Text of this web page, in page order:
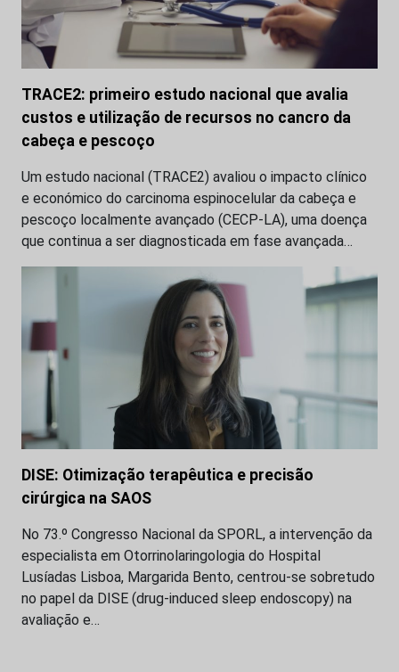
TRACE2: primeiro estudo nacional que avalia
custos e utilização de recursos no cancro da
cabeça e pescoço
Um estudo nacional (TRACE2) avaliou o impacto clínico
e económico do carcinoma espinocelular da cabeça e
pescoço localmente avançado (CECP-LA), uma doença
que continua a ser diagnosticada em fase avançada…
DISE: Otimização terapêutica e precisão
cirúrgica na SAOS
No 73.º Congresso Nacional da SPORL, a intervenção da
especialista em Otorrinolaringologia do Hospital
Lusíadas Lisboa, Margarida Bento, centrou-se sobretudo
no papel da DISE (drug-induced sleep endoscopy) na
avaliação e…